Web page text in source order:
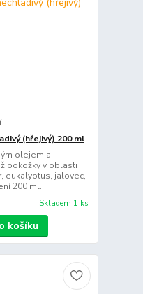
(hřejivý) 200 ml
olejem a
pokožky v oblasti
eukalyptus, jalovec,
200 ml.
Skladem 1 ks
košíku